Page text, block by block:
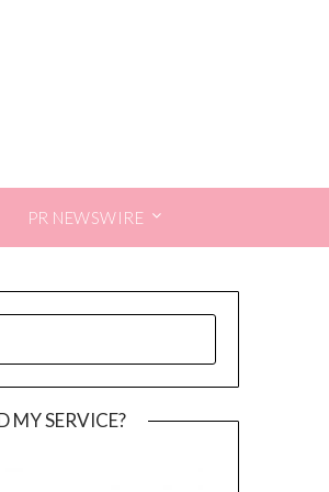
PR NEWSWIRE
MY SERVICE?